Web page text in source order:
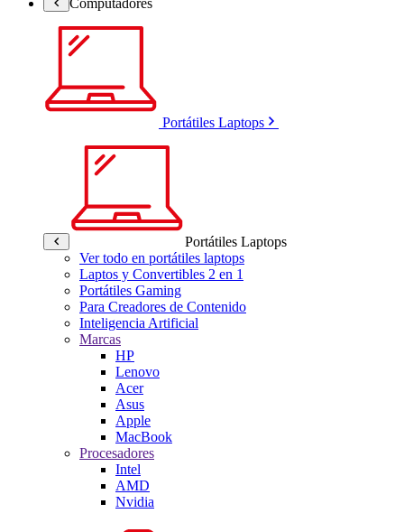
Portátiles Laptops
Portátiles Laptops
Ver todo en portátiles laptops
Laptos y Convertibles 2 en 1
Portátiles Gaming
Para Creadores de Contenido
Inteligencia Artificial
Marcas
HP
Lenovo
Acer
Asus
Apple
MacBook
Procesadores
Intel
AMD
Nvidia